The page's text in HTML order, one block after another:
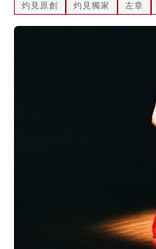
灼見原創 灼見獨家 左章